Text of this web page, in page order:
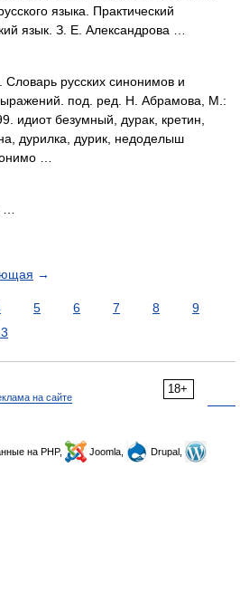
языка. Практический
язык. З. Е. Александрова …
русских синонимов и
под. ред. Н. Абрамова, М.:
идиот безумный, дурак, кретин,
дурилка, дурик, недоделыш
…
→
5 6 7 8
9
18+
на сайте
на PHP, Joomla,
Drupal,